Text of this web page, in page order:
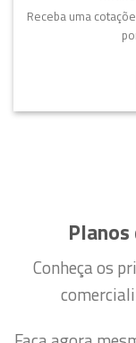
Receba uma
Conheça os